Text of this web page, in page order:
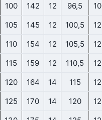
100
142 12 96,5 10
105
145 12 100,5 12
110
154 12 105,5 12
115
159 12 110,5 12
120
164 14 115 12
125
170 14 120 12